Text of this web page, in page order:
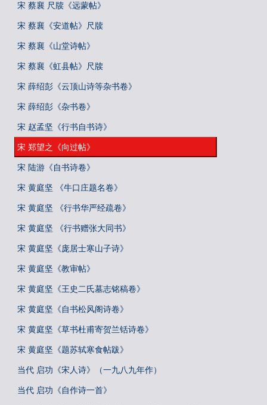
宋 蔡襄 尺牍《远蒙帖》
宋 蔡襄《安道帖》尺牍
宋 蔡襄《山堂诗帖》
宋 蔡襄《虹县帖》尺牍
宋 薛绍彭《云顶山诗等杂书卷》
宋 薛绍彭《杂书卷》
宋 赵孟坚《行书自书诗》
宋 郑望之《向过帖》
宋 陆游《自书诗卷》
宋 黄庭坚 《牛口庄题名卷》
宋 黄庭坚 《行书华严经疏卷》
宋 黄庭坚 《行书赠张大同书》
宋 黄庭坚《庞居士寒山子诗》
宋 黄庭坚《教审帖》
宋 黄庭坚《王史二氏墓志铭稿卷》
宋 黄庭坚《自书松风阁诗卷》
宋 黄庭坚《草书杜甫寄贺兰铦诗卷》
宋 黄庭坚《题苏轼寒食帖跋》
当代 启功《宋人诗》（一九八九年作）
当代 启功《自作诗一首》